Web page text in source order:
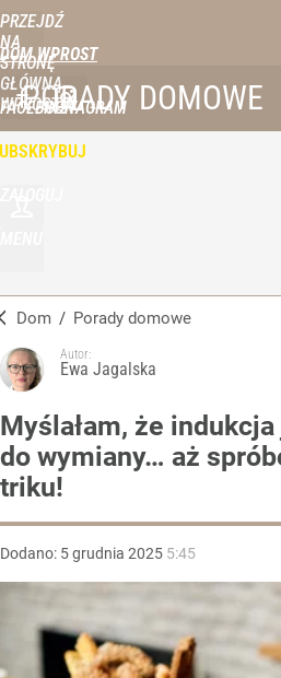
PRZEJDŹ
NA
STRONĘ
GŁÓWNĄ
WPROST.PL
DOM WPROST
FACEBOOKINSTAGRAM
PORADY DOMOWE
Dom / Porady domowe
Autor:
Ewa Jagalska
Myślałam, że
do wymiany… aż
triku!
Dodano: 5grudnia 2025 5:45